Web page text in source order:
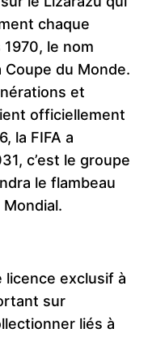
chaque
1970, le nom
Coupe du Monde.
et
officiellement
la FIFA a
c’est le groupe
le flambeau
licence exclusif à
sur
liés à